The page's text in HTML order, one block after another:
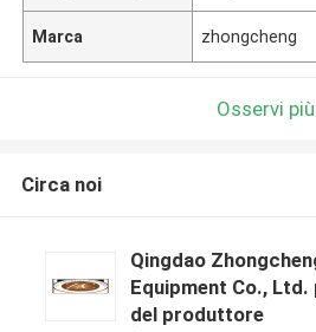
Marca zhongcheng
Osservi più
Circa noi
Qingdao
Equipment Co.,
del produttore